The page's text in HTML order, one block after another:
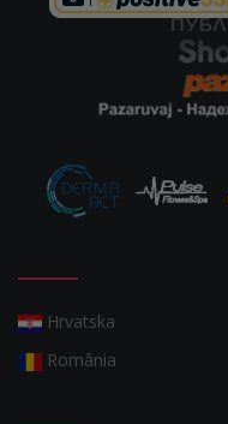
Hrvatska
România